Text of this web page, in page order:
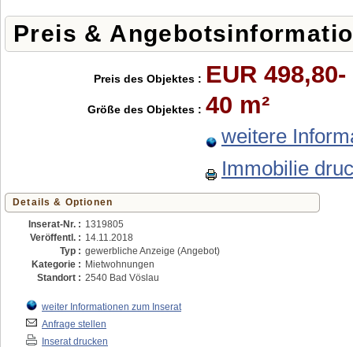
Preis &
Preis des Objektes : EUR 498,80-
Größe des Objektes : 40 m²
weitere
Immobilie
Details & Optionen
Inserat-Nr. : 1319805
Veröffentl. : 14.11.2018
Typ : gewerbliche Anzeige (Angebot)
Kategorie : Mietwohnungen
Standort : 2540 Bad Vöslau
weiter Informationen zum Inserat
Anfrage stellen
Inserat drucken